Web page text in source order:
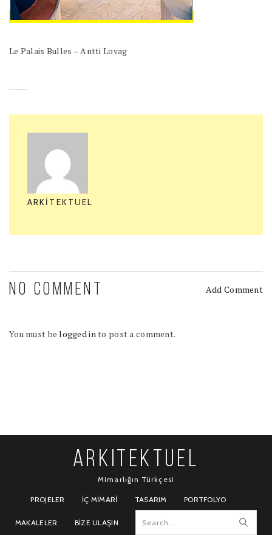
Le Palais Bulles – Antti Lovag
ARKITEKTUEL
NO COMMENT Add Comment
You must belogged in to post a comment.
ARKITEKTUEL
Mimarlığın Türkçesi
PROJELER İÇ MIMARI TASARIM PORTFOLYO
MAKALELER BIZE ULAŞIN